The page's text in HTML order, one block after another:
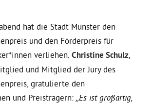
MdEP
hat die Stadt Münster den
und den Förderpreis für
verliehen. Christine Schulz
und Mitglied der Jury des
gratulierte den
und Preisträgern: „Es ist großartig,